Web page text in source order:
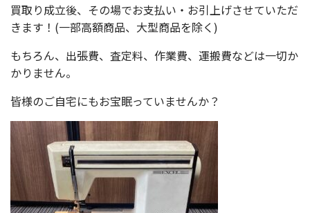
買取り成立後、その場でお支払い・お引上げさせていただ
きます！(一部高額商品、大型商品を除く)
もちろん、出張費、査定料、作業費、運搬費などは一切か
かりません。
皆様のご自宅にもお宝眠っていませんか？